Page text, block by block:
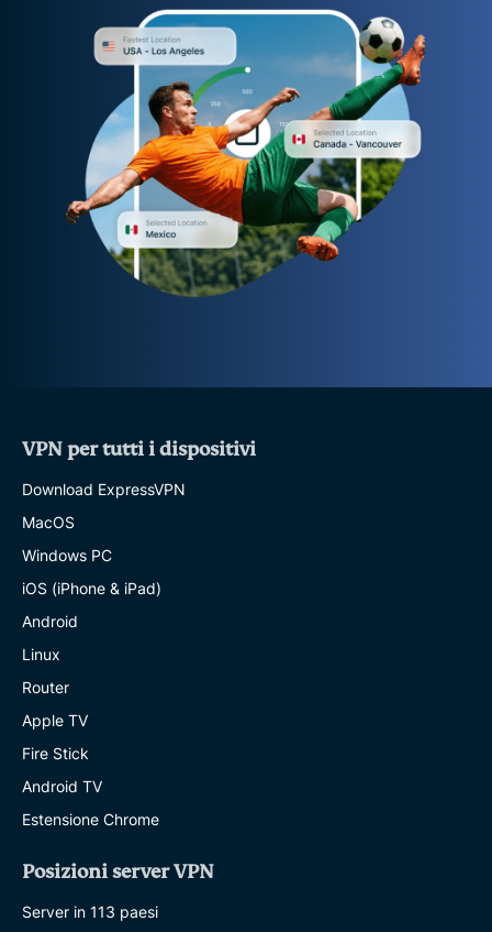
VPN per tutti i dispositivi
Download ExpressVPN
MacOS
Windows PC
iOS (iPhone & iPad)
Android
Linux
Router
Apple TV
Fire Stick
Android TV
Estensione Chrome
Posizioni server VPN
Server in 113 paesi